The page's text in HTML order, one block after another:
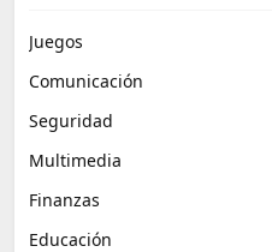
Juegos
Comunicación
Seguridad
Multimedia
Finanzas
Educación